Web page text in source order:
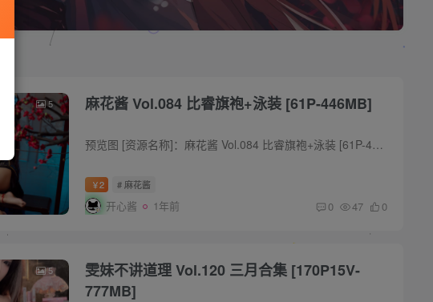
5 麻花酱 Vol.084 比睿旗袍+泳装 [61P-446MB]
预览图 [资源名称]：麻花酱 Vol.084 比睿旗袍+泳装 [61P-446MB] [水印说明]：预览图有压缩,套图内均为原版无水印高清大图 [版权申明]：本站内容均来自网络,仅作分享,如有问题请联系删除 [下载方...
￥2 # 麻花酱
开心酱 1年前 0 47 0
5
雯妹不讲道理 Vol.120 三月合集 [170P15V-
777MB]